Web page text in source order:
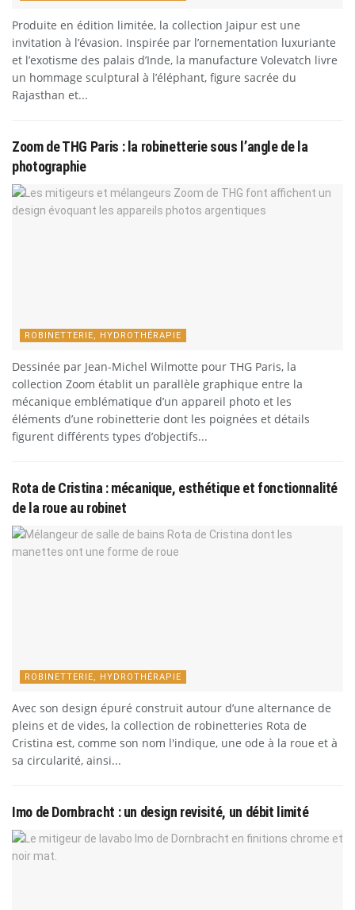
Produite en édition limitée, la collection Jaipur est une
invitation à l’évasion. Inspirée par l’ornementation luxuriante
et l’exotisme des palais d’Inde, la manufacture Volevatch livre
un hommage sculptural à l’éléphant, figure sacrée du
Rajasthan et...
Zoom de THG Paris : la robinetterie sous l’angle de la
photographie
ROBINETTERIE, HYDROTHÉRAPIE
Dessinée par Jean-Michel Wilmotte pour THG Paris, la
collection Zoom établit un parallèle graphique entre la
mécanique emblématique d’un appareil photo et les
éléments d’une robinetterie dont les poignées et détails
figurent différents types d’objectifs...
Rota de Cristina : mécanique, esthétique et fonctionnalité
de la roue au robinet
ROBINETTERIE, HYDROTHÉRAPIE
Avec son design épuré construit autour d’une alternance de
pleins et de vides, la collection de robinetteries Rota de
Cristina est, comme son nom l'indique, une ode à la roue et à
sa circularité, ainsi...
Imo de Dornbracht : un design revisité, un débit limité